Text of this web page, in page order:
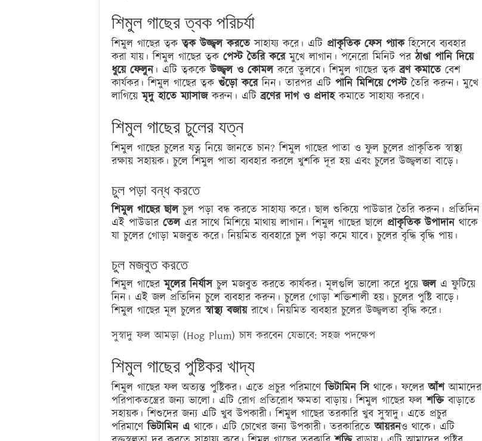
শিমুল গাছের ত্বক পরিচর্যা
শিমুল গাছের ত্বকত্বক উজ্জ্বল করতেসাহায্য করে। এটি প্রাকৃতিক ফেস প্যাকহিসেবে ব্যবহার
করা যায়। শিমুল গাছের ত্বক পেস্ট তৈরি করেমুখে লাগান। পনেরো মিনিট পরঠাণ্ডা পানি দিয়ে
ধুয়ে ফেলুন। এটি ত্বককেউজ্জ্বল ও কোমলকরে তুলবে। শিমুল গাছের ত্বকব্রণ কমাতেবেশ
কার্যকর। শিমুল গাছের ত্বক গুঁড়ো করেনিন। তারপর এটি পানি মিশিয়ে পেস্টতৈরি করুন। মুখে
লাগিয়েমৃদু হাতে ম্যাসাজকরুন। এটিব্রণের দাগ ও প্রদাহকমাতে সাহায্য করবে।
শিমুল গাছের চুলের যত্ন
শিমুল গাছের চুলের যত্ন নিয়ে জানতে চান? শিমুল গাছের পাতা ও ফুল চুলের প্রাকৃতিক স্বাস্থ্য
রক্ষায় সহায়ক। চুলে শিমুল পাতা ব্যবহার করলে খুশকি দূর হয় এবং চুলের উজ্জ্বলতা বাড়ে।
চুল পড়া বন্ধ করতে
শিমুল গাছের ছালচুল পড়া বন্ধ করতে সাহায্য করে। ছাল শুকিয়ে পাউডার তৈরি করুন। প্রতিদিন
এই পাউডার তেলএর সাথে মিশিয়ে মাথায় লাগান। শিমুল গাছের ছালে প্রাকৃতিক উপাদানথাকে
যা চুলের গোড়া মজবুত করে। নিয়মিত ব্যবহারে চুল পড়া কমে যাবে। চুলের বৃদ্ধি বৃদ্ধি পায়।
চুল মজবুত করতে
শিমুল গাছেরমূলের নির্যাসচুল মজবুত করতে কার্যকর। মূলগুলি ভালো করে ধুয়েজলএ ফুটিয়ে
নিন। এই জল প্রতিদিন চুলে ব্যবহার করুন। চুলের গোড়া শক্তিশালী হয়। চুলের পুষ্টি বাড়ে।
শিমুল গাছের মূল চুলেরস্বাস্থ্য বজায়রাখে। নিয়মিত ব্যবহার চুলের উজ্জ্বলতা বৃদ্ধি করে।
সুস্বাদু ফল আমড়া (Hog Plum) চাষ করবেন যেভাবে: সহজ পদক্ষেপ
শিমুল গাছের পুষ্টিকর খাদ্য
শিমুল গাছের ফল অত্যন্ত পুষ্টিকর। এতে প্রচুর পরিমাণেভিটামিন সিথাকে। ফলেরআঁশআমাদের
পরিপাকতন্ত্রের জন্য ভালো। এটি রোগ প্রতিরোধ ক্ষমতা বাড়ায়। শিমুল গাছের ফলশক্তিবাড়াতে
সহায়ক। শিশুদের জন্য এটি খুব উপকারী। শিমুল গাছের তরকারি খুব সুস্বাদু। এতে প্রচুর
পরিমাণেভিটামিন এ থাকে। এটি চোখের জন্য উপকারী। তরকারিতেআয়রনও থাকে। এটি